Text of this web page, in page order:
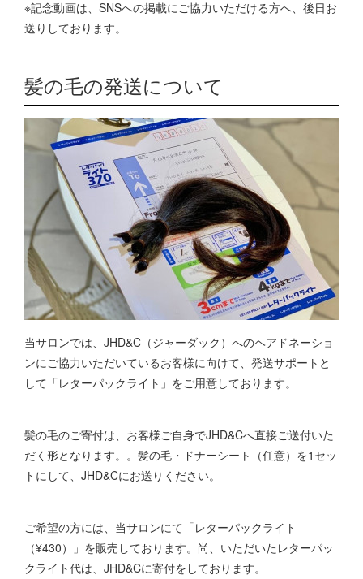
※記念動画は、SNSへの掲載にご協力いただける方へ、後日お
送りしております。
髪の毛の発送について
当サロンでは、JHD&C（ジャーダック）へのヘアドネーショ
ンにご協力いただいているお客様に向けて、発送サポートと
して「レターパックライト」をご用意しております。
髪の毛のご寄付は、お客様ご自身でJHD&Cへ直接ご送付いた
だく形となります。。髪の毛・ドナーシート（任意）を1セッ
トにして、JHD&Cにお送りください。
ご希望の方には、当サロンにて「レターパックライト
（¥430）」を販売しております。尚、いただいたレターパッ
クライト代は、JHD&Cに寄付をしております。